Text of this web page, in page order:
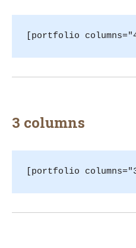
[portfolio
3 columns
[portfolio